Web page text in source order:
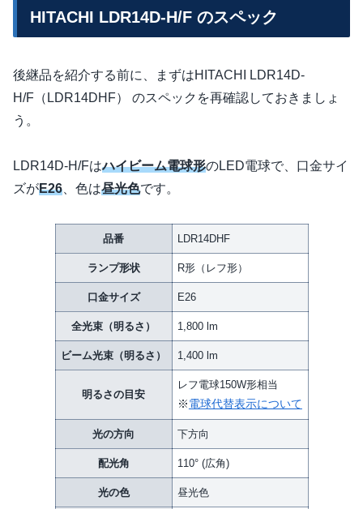
HITACHI LDR14D-H/F のスペック
後継品を紹介する前に、まずはHITACHI LDR14D-
H/F（LDR14DHF） のスペックを再確認しておきましょ
う。
LDR14D-H/Fはハイビーム電球形のLED電球で、口金サイ
ズがE26 、色は昼光色です。
品番 LDR14DHF
ランプ形状 R形（レフ形）
口金サイズ E26
全光束（明るさ） 1,800 lm
ビーム光束（明るさ） 1,400 lm
明るさの目安
レフ電球150W形相当
※電球代替表示について
光の方向 下方向
配光角 110° (広角)
光の色 昼光色